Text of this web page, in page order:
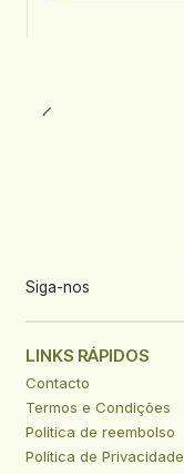
Siga-nos
LINKS RÁPIDOS
Contacto
Termos e Condições
Politica de reembolso
Política de Privacidade